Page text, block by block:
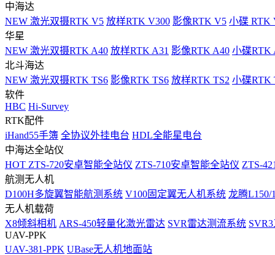
中海达
NEW 激光双摄RTK V5 放样RTK V300 影像RTK V5 小碟 RTK
华星
NEW 激光双摄RTK A40 放样RTK A31 影像RTK A40 小碟RTK
北斗海达
NEW 激光双摄RTK TS6 影像RTK TS6 放样RTK TS2 小碟RTK
软件
HBC Hi-Survey
RTK配件
iHand55手簿 全协议外挂电台 HDL全能星电台
中海达全站仪
HOT ZTS-720安卓智能全站仪 ZTS-710安卓智能全站仪 ZTS-
航测无人机
D100H多旋翼智能航测系统 V100固定翼无人机系统 龙腾L150/
无人机载荷
X8倾斜相机 ARS-450轻量化激光雷达 SVR雷达测流系统
UAV-PPK
UAV-381-PPK UBase无人机地面站